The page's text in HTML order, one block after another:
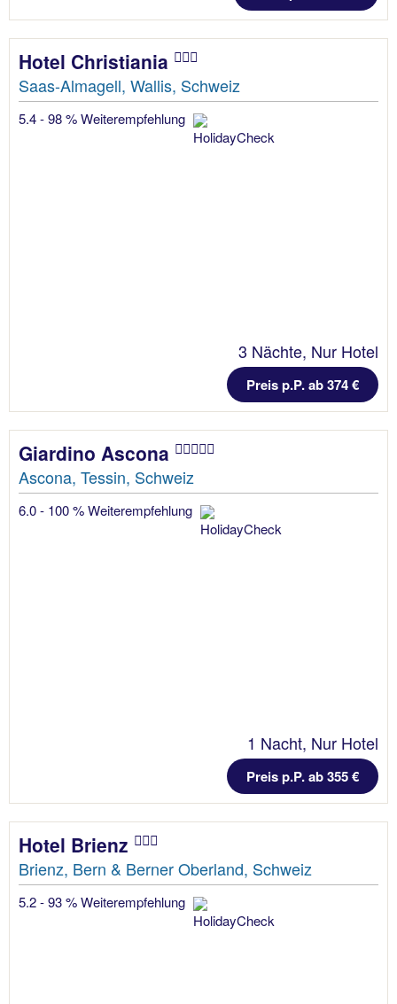
Hotel Christiania
Saas-Almagell, Wallis, Schweiz
5.4 - 98 % Weiterempfehlung
3 Nächte, Nur Hotel
Preis p.P. ab 374 €
Giardino Ascona
Ascona, Tessin, Schweiz
6.0 - 100 % Weiterempfehlung
1 Nacht, Nur Hotel
Preis p.P. ab 355 €
Hotel Brienz
Brienz, Bern & Berner Oberland, Schweiz
5.2 - 93 % Weiterempfehlung